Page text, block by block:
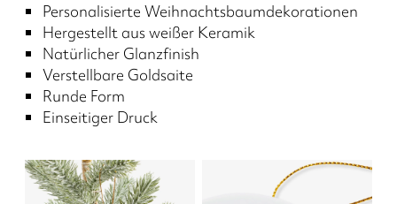
Personalisierte Weihnachtsbaumdekorationen
Hergestellt aus weißer Keramik
Natürlicher Glanzfinish
Verstellbare Goldsaite
Runde Form
Einseitiger Druck